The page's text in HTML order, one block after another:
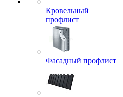
Кровельный
профлист
Фасадный профлист